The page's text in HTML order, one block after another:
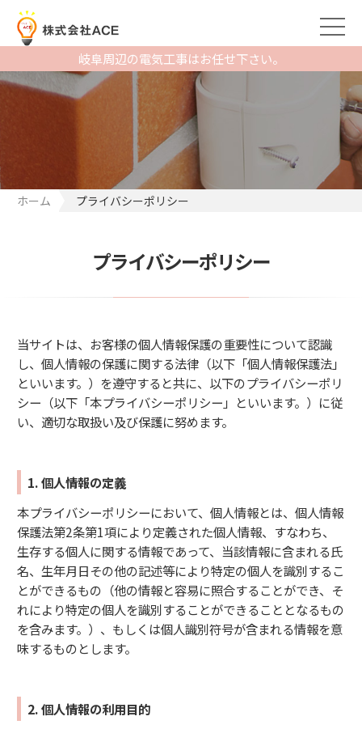
岐阜周辺の電気工事はお任せ下さい。
ホーム プライバシーポリシー
プライバシーポリシー
当サイトは、お客様の個人情報保護の重要性について認識
し、個人情報の保護に関する法律（以下「個人情報保護法」
といいます。）を遵守すると共に、以下のプライバシーポリ
シー（以下「本プライバシーポリシー」といいます。）に従
い、適切な取扱い及び保護に努めます。
1. 個人情報の定義
本プライバシーポリシーにおいて、個人情報とは、個人情報
保護法第2条第1項により定義された個人情報、すなわち、
生存する個人に関する情報であって、当該情報に含まれる氏
名、生年月日その他の記述等により特定の個人を識別するこ
とができるもの（他の情報と容易に照合することができ、そ
れにより特定の個人を識別することができることとなるもの
を含みます。）、もしくは個人識別符号が含まれる情報を意
味するものとします。
2. 個人情報の利用目的